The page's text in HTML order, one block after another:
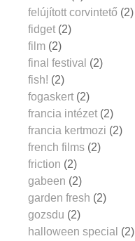
felújított corvintető (2)
fidget (2)
film (2)
final festival (2)
fish! (2)
fogaskert (2)
francia intézet (2)
francia kertmozi (2)
french films (2)
friction (2)
gabeen (2)
garden fresh (2)
gozsdu (2)
halloween special (2)